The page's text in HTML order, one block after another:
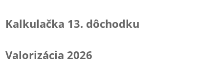
Kalkulačka 13. dôchodku
Valorizácia 2026